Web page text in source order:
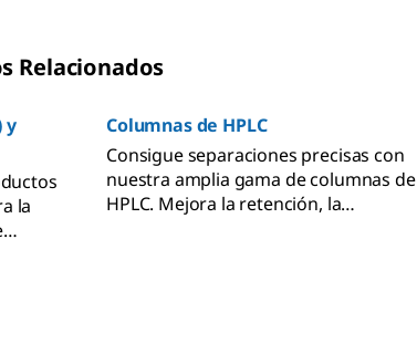
Relacionados
y
la
Columnas de HPLC
Consigue separaciones precisas con
nuestra amplia gama de columnas de
HPLC. Mejora la retención, la